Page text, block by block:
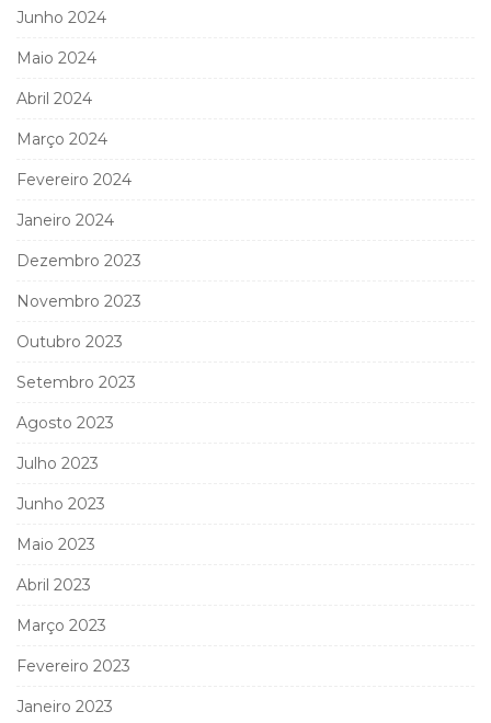
Junho 2024
Maio 2024
Abril 2024
Março 2024
Fevereiro 2024
Janeiro 2024
Dezembro 2023
Novembro 2023
Outubro 2023
Setembro 2023
Agosto 2023
Julho 2023
Junho 2023
Maio 2023
Abril 2023
Março 2023
Fevereiro 2023
Janeiro 2023